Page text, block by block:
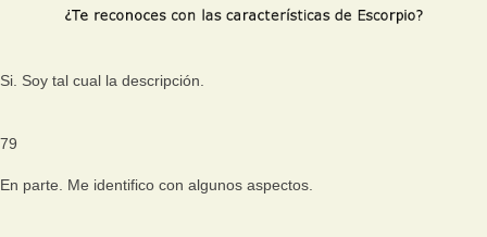
Si. Soy tal cual la descripción.
79
En parte. Me identifico con algunos aspectos.